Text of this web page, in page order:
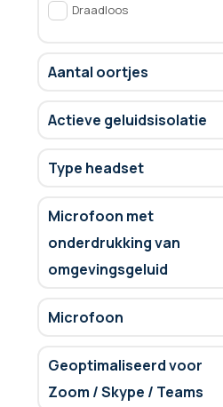
Draadloos
Aantal oortjes
Actieve geluidsisolatie
Type headset
Microfoon met
onderdrukking van
omgevingsgeluid
Microfoon
Geoptimaliseerd voor
Zoom / Skype / Teams